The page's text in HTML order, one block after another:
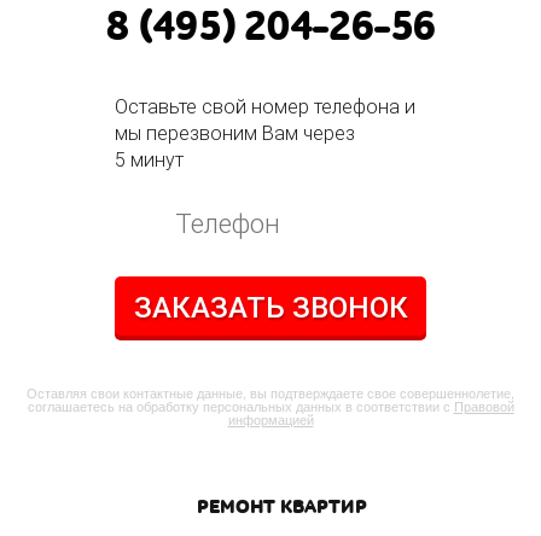
8 (495) 204-26-56
Оставьте свой номер телефона и
мы перезвоним Вам через
5 минут
ЗАКАЗАТЬ ЗВОНОК
Оставляя свои контактные данные, вы подтверждаете свое совершеннолетие,
соглашаетесь на обработку персональных данных в соответствии с Правовой
информацией
РЕМОНТ КВАРТИР